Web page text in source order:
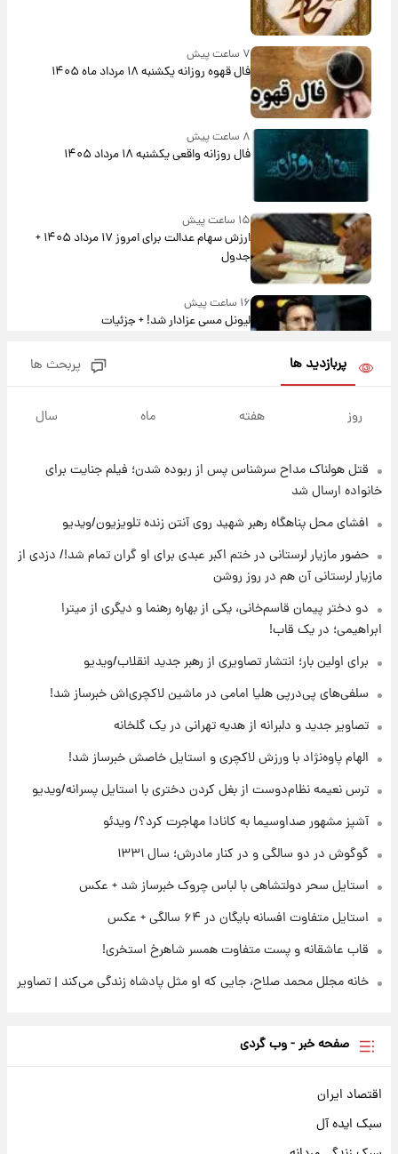
۷ ساعت پیش
فال قهوه روزانه یکشنبه ۱۸ مرداد ماه ۱۴۰۵
۸ ساعت پیش
فال روزانه واقعی یکشنبه ۱۸ مرداد ۱۴۰۵
۱۵ ساعت پیش
ارزش سهام عدالت برای امروز ۱۷ مرداد ۱۴۰۵ +
جدول
۱۶ ساعت پیش
لیونل مسی عزادار شد! + جزئیات
جهانی در آمریکا + فیلم
۱۹ ساعت پیش
۱۹ ساعت پیش
تصاویر عمامه بستن به شیوه خاتمی/ویدیو
افشای محل پناهگاه‌ رهبر شهید روی آنتن زنده
تلویزیون/ویدیو
۲۲ ساعت پیش
ثریا اسفندیاری بعد از طلاق و در دیدار با گروه
بیتلز
۲۲ ساعت پیش
ادعای جنجالی درباره اینفانتینو؛ اتهام پرداخت
پربازدید ها پربحث ها
روز هفته ماه سال
قتل هولناک مداح سرشناس پس از ربوده شدن؛ فیلم جنایت برای
خانواده ارسال شد
افشای محل پناهگاه‌ رهبر شهید روی آنتن زنده تلویزیون/ویدیو
حضور مازیار لرستانی در ختم اکبر عبدی برای او گران تمام شد!/ دزدی از
مازیار لرستانی آن هم در روز روشن
دو دختر پیمان قاسم‌خانی، یکی از بهاره رهنما و دیگری از میترا
ابراهیمی؛ در یک قاب!
برای اولین بار؛ انتشار تصاویری از رهبر جدید انقلاب/ویدیو
سلفی‌های پی‌درپی هلیا امامی در ماشین لاکچری‌اش خبرساز شد!
تصاویر جدید و دلبرانه از هدیه تهرانی در یک گلخانه
الهام پاوه‌نژاد با ورزش لاکچری و استایل خاصش خبرساز شد!
ترس نعیمه نظام‌دوست از بغل کردن دختری با استایل پسرانه/ویدیو
آشپز مشهور صداوسیما به کانادا مهاجرت کرد؟/ ویدئو
گوگوش در دو سالگی و در کنار مادرش؛ سال ۱۳۳۱
استایل سحر دولتشاهی با لباس چروک خبرساز شد + عکس
استایل متفاوت افسانه بایگان در ۶۴ سالگی + عکس
قاب عاشقانه و پست متفاوت همسر شاهرخ استخری!
خانه مجلل محمد صلاح، جایی که او مثل پادشاه زندگی می‌کند | تصاویر
صفحه خبر - وب گردی
اقتصاد ایران
سبک ایده آل